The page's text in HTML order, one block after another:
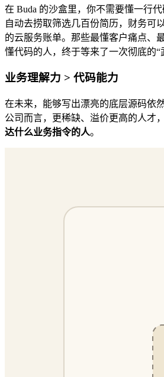
在 Buda 的沙盒里，你不需要懂一行
自动去捞取筛选几百份简历，财务可
的云服务账单。那些最懂客户痛点、
懂代码的人，终于等来了一次彻底的“
业务理解力 > 代码能力
在未来，能够写出漂亮的底层源码依
公司而言，更稀缺、溢价更高的人才
达什么业务指令的人。